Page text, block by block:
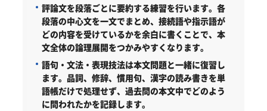
評論文を段落ごとに要約する練習を行います。 各
段落の中心文を一文でまとめ、接続語や指示語が
どの内容を受けているかを余白に書くことで、本
文全体の論理展開をつかみやすくなります。
語句・文法・表現技法は本文問題と一緒に復習し
ます。 品詞、修辞、慣用句、漢字の読み書きを単
語帳だけで処理せず、過去問の本文中でどのよう
に問われたかを記録します。